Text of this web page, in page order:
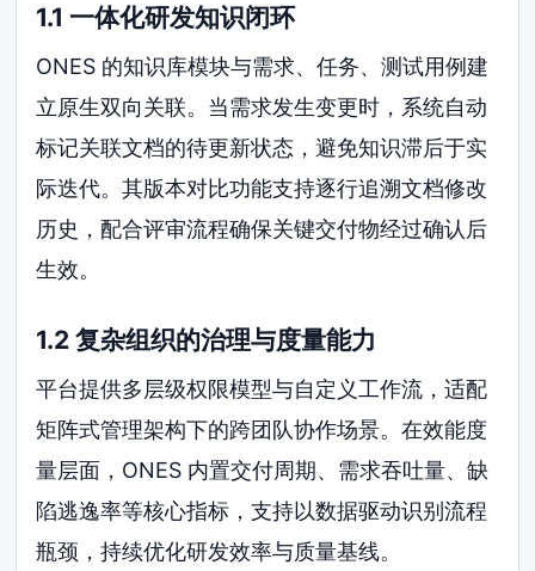
1.1 一体化研发知识闭环
ONES 的知识库模块与需求、任务、测试用例建
立原生双向关联。当需求发生变更时，系统自动
标记关联文档的待更新状态，避免知识滞后于实
际迭代。其版本对比功能支持逐行追溯文档修改
历史，配合评审流程确保关键交付物经过确认后
生效。
1.2 复杂组织的治理与度量能力
平台提供多层级权限模型与自定义工作流，适配
矩阵式管理架构下的跨团队协作场景。在效能度
量层面，ONES 内置交付周期、需求吞吐量、缺
陷逃逸率等核心指标，支持以数据驱动识别流程
瓶颈，持续优化研发效率与质量基线。